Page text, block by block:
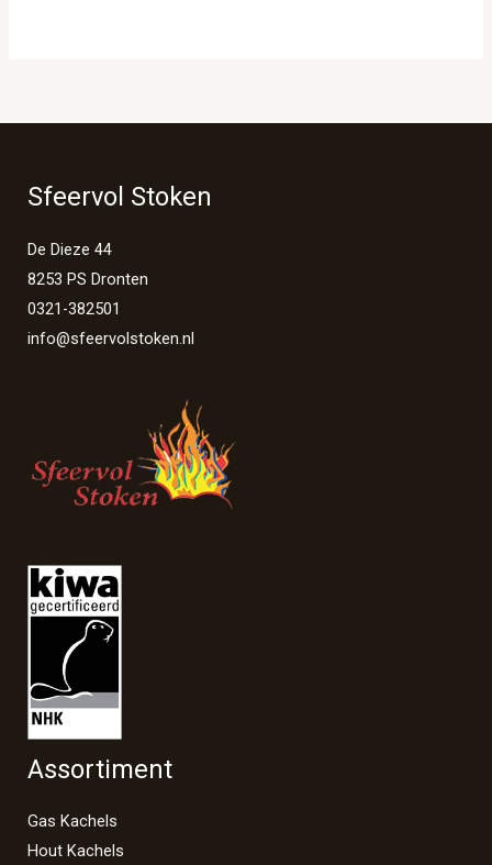
Sfeervol Stoken
De Dieze 44
8253 PS Dronten
0321-382501
info@sfeervolstoken.nl
Assortiment
Gas Kachels
Hout Kachels